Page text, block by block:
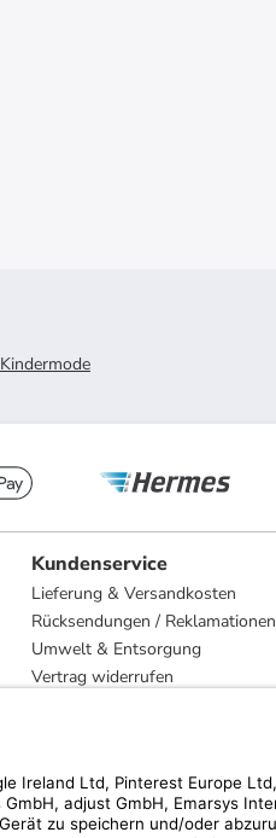
Kindermode
Kundenservice
Lieferung & Versandkosten
Rücksendungen / Reklamationen
Umwelt & Entsorgung
Vertrag widerrufen